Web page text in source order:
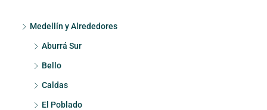
Medellín y Alrededores
Aburrá Sur
Bello
Caldas
El Poblado